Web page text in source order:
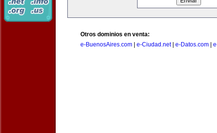
Otros dominios en venta:
e-BuenosAires.com
e-Ciudad.net| e-Datos.com